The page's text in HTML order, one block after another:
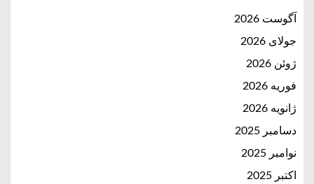
آگوست 2026
جولای 2026
ژوئن 2026
فوریه 2026
ژانویه 2026
دسامبر 2025
نوامبر 2025
اکتبر 2025